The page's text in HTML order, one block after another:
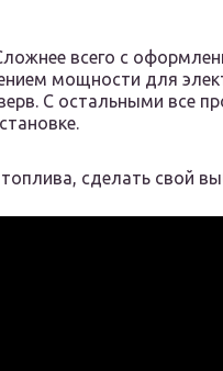
всего с
мощности для
С остальными все
сделать свой